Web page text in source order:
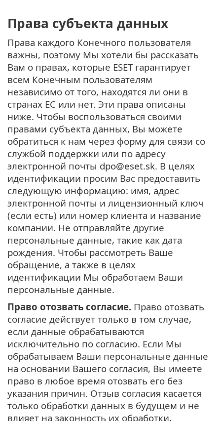
Права субъекта данных
Права каждого Конечного пользователя
важны, поэтому Мы хотели бы рассказать
Вам о правах, которые ESET гарантирует
всем Конечным пользователям
независимо от того, находятся ли они в
странах ЕС или нет. Эти права описаны
ниже. Чтобы воспользоваться своими
правами субъекта данных, Вы можете
обратиться к нам через форму для связи со
службой поддержки или по адресу
электронной почты dpo@eset.sk. В целях
идентификации просим Вас предоставить
следующую информацию: имя, адрес
электронной почты и лицензионный ключ
(если есть) или номер клиента и название
компании. Не отправляйте другие
персональные данные, такие как дата
рождения. Чтобы рассмотреть Ваше
обращение, а также в целях
идентификации Мы обработаем Ваши
персональные данные.
Право отозвать согласие. Право отозвать
согласие действует только в том случае,
если данные обрабатываются
исключительно по согласию. Если Мы
обрабатываем Ваши персональные данные
на основании Вашего согласия, Вы имеете
право в любое время отозвать его без
указания причин. Отзыв согласия касается
только обработки данных в будущем и не
влияет на законность их обработки,